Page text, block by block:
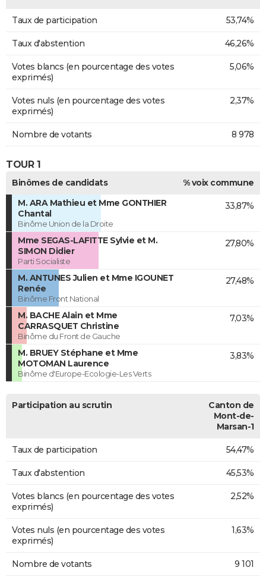
Taux de participation 53,74%
Taux d'abstention 46,26%
Votes blancs (en pourcentage des votes
exprimés)
5,06%
Votes nuls (en pourcentage des votes
exprimés)
2,37%
Nombre de votants 8 978
TOUR 1
Binômes de candidats
% voix commune
M. ARA Mathieu et Mme GONTHIER
Chantal
Binôme Union de la Droite
33,87%
Mme SEGAS-LAFITTE Sylvie et M.
SIMON Didier
Parti Socialiste
27,80%
M. ANTUNES Julien et Mme IGOUNET
Renée
Binôme Front National
27,48%
M. BACHE Alain et Mme
CARRASQUET Christine
Binôme du Front de Gauche
7,03%
M. BRUEY Stéphane et Mme
MOTOMAN Laurence
Binôme d'Europe-Ecologie-Les Verts
3,83%
Participation au scrutin
Canton de
Mont-de-
Marsan-1
Taux de participation 54,47%
Taux d'abstention 45,53%
Votes blancs (en pourcentage des votes
exprimés)
2,52%
Votes nuls (en pourcentage des votes
exprimés)
1,63%
Nombre de votants 9 101